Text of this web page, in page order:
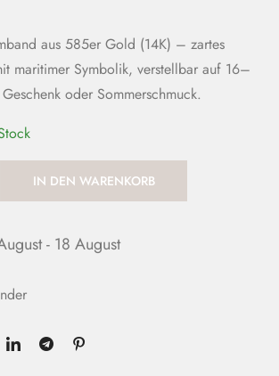
aus 585er Gold (14K) – zartes
maritimer Symbolik, verstellbar auf 16–
oder Sommerschmuck.
IN DEN WARENKORB
- 18 August